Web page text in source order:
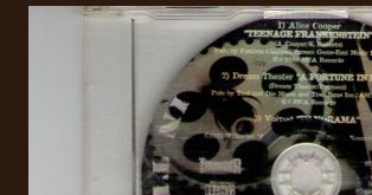
MAGASIN
DIFFUSION
PRESSE